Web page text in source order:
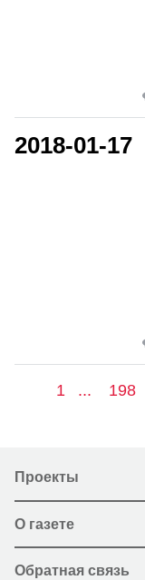
2018-01-17
1 ... 198
Проекты
О газете
Обратная связь